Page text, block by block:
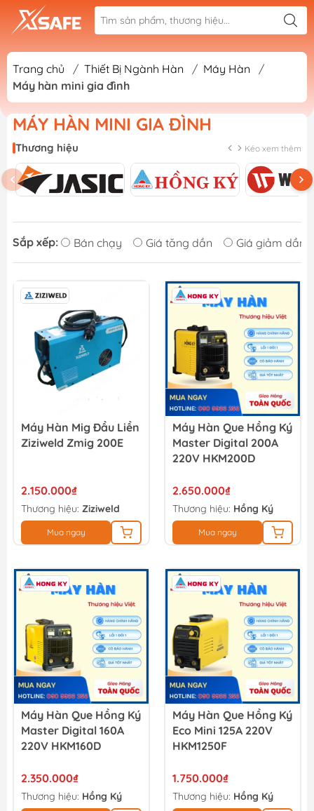
Trang chủ / Thiết Bị Ngành Hàn / Máy Hàn
/
Máy hàn mini gia đình
MÁY HÀN MINI GIA ĐÌNH
Thương hiệu Kéo xem thêm
Sắp xếp: Bán chạy Giá tăng dần Giá giảm dần
Máy Hàn Mig Đầu Liền
Ziziweld Zmig 200E
2.150.000₫
Thương hiệu: Ziziweld
Mua ngay
Máy Hàn Que Hồng Ký
Master Digital 200A
220V HKM200D
2.650.000₫
Thương hiệu: Hồng Ký
Mua ngay
Máy Hàn Que Hồng Ký
Master Digital 160A
220V HKM160D
2.350.000₫
Thương hiệu: Hồng Ký
Máy Hàn Que Hồng Ký
Eco Mini 125A 220V
HKM1250F
1.750.000₫
Thương hiệu: Hồng Ký